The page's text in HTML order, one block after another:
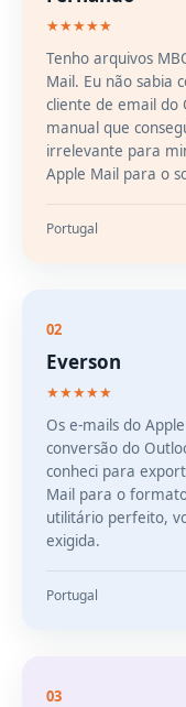
★★★★★
Tenho arquivos
Mail. Eu não sabia
cliente de email
manual que
irrelevante para
Apple Mail para o
Portugal
02
Everson
★★★★★
Os e-mails do
conversão do
conheci para
Mail para o
utilitário perfeito,
exigida.
Portugal
03